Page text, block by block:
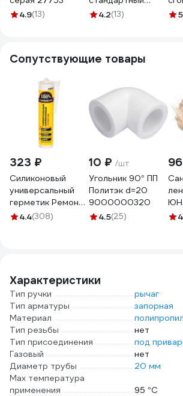
4.9(13)
проход
4.2(13) 5
Сопутствующие товары
323 ₽
Силиконовый
универсальный
герметик Ремонт
на 100%
4.4(308)
10 ₽ /шт
Угольник 90° ПП
Политэк d=20
9000000320
4.5(25)
Характеристики
Тип ручки
рычаг
Тип арматуры
запорная
Материал
Тип резьбы
нет
Тип присоединения
под
Газовый
нет
Диаметр трубы
20 мм
Max температура
применения
95 °С